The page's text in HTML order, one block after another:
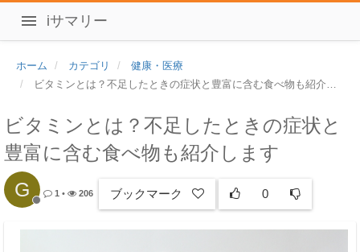
iサマリー
ホーム カテゴリ
健康・医療
ビタミンとは？不足したときの症状と豊富に含む食べ物も紹介します
ビタミンとは？不足したときの症状と
豊富に含む食べ物も紹介します
G 1 • 206 ブックマーク 0